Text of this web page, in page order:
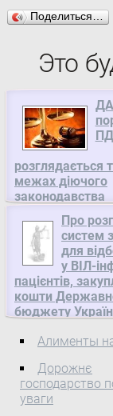
Поделиться…
Это
розглядається
межах діючого
законодавства
Сьогодні в
друкованих
розміщена
щодо
Правил
заочно. Однак,
інформація ...
Про
систем
для
у ВІЛ-
пацієнтів,
кошти
бюджету
охорони
Про розподіл
закритих для
крові у ВІЛ-
Алименты
Дорожнє
господарство
уваги